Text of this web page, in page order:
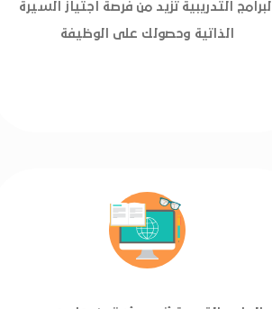
البرامج التدريبية تزيد من فرصة اجتياز السيرة
الذاتية وحصولك على الوظيفة